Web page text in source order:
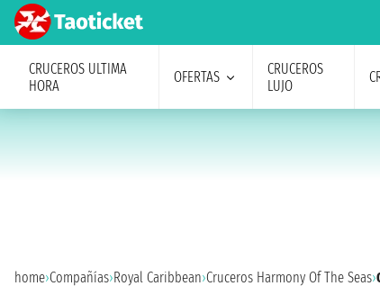
CRUCEROS ULTIMA
HORA
OFERTAS
CRUCEROS
LUJO
home›Compañías›Royal Caribbean›Cruceros Harmony Of The Seas›